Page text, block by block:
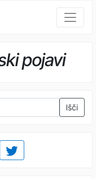
pojavi
Išči